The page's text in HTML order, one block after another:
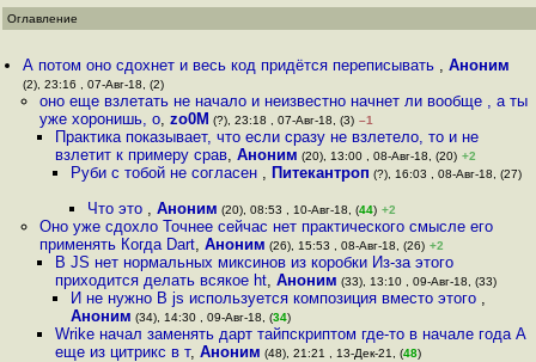
Оглавление
А потом оно сдохнет и весь код придётся переписывать ,Аноним
(2), 23:16 , 07-Авг-18, (2)
оно еще взлетать не начало и неизвестно начнет ли вообще , а ты
уже хоронишь, о, zo0M (?), 23:18 , 07-Авг-18, (3) –1
Практика показывает, что если сразу не взлетело, то и не
взлетит к примеру срав, Аноним (20), 13:00 , 08-Авг-18, (20) +2
Руби с тобой не согласен , Питекантроп (?), 16:03 , 08-Авг-18, (27)
Что это , Аноним (20), 08:53 , 10-Авг-18, (44) +2
Оно уже сдохло Точнее сейчас нет практического смысле его
применять Когда Dart, Аноним (26), 15:53 , 08-Авг-18, (26) +2
В JS нет нормальных миксинов из коробки Из-за этого
приходится делать всякое ht, Аноним (33), 13:10 , 09-Авг-18, (33)
И не нужно В js используется композиция вместо этого ,
Аноним (34), 14:30 , 09-Авг-18, (34)
Wrike начал заменять дарт тайпскриптом где-то в начале года А
еще из цитрикс в т, Аноним (48), 21:21 , 13-Дек-21, (48)